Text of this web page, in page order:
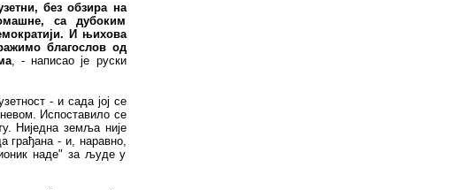
без обзира на
са дубоким
И њихова
благослов од
, - написао је руски
- и сада јој се
Испоставило се
Ниједна земља није
грађана - и, наравно,
наде" за људе у